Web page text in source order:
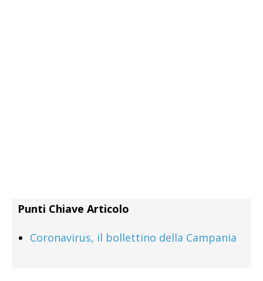
Punti Chiave Articolo
Coronavirus, il bollettino della Campania